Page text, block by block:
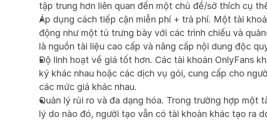
tập trung hơn liên quan đến một chủ đề/sở thích cụ
Áp dụng cách tiếp cận miễn phí + trả phí. Một tài
động như một tủ trưng bày với các trình chiếu và
là nguồn tài liệu cao cấp và nâng cấp nội dung độc
Độ linh hoạt về giá tốt hơn. Các tài khoản OnlyFans
ký khác nhau hoặc các dịch vụ gói, cung cấp cho
các mức giá khác nhau.
Quản lý rủi ro và đa dạng hóa. Trong trường hợp một
lý do nào đó, người tạo vẫn có tài khoản khác tạo ra